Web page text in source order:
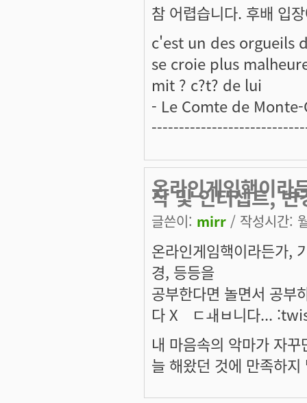
참 어렵습니다. 후배 입
c'est un des orgueils
se croie plus
mit ? c?t? de lui
- Le Comte de
온라인게임핵이라
작 및 인터셉트, 변
글쓴이: mirr / 작성시간:
온라인게임핵이라든가,
경, 등등을
공부한다면 놀면서 공부
다 Xㅤㄷㅙㅂ니다...
내 마음속의 악마가 자
늘 해왔던 것에 만족하